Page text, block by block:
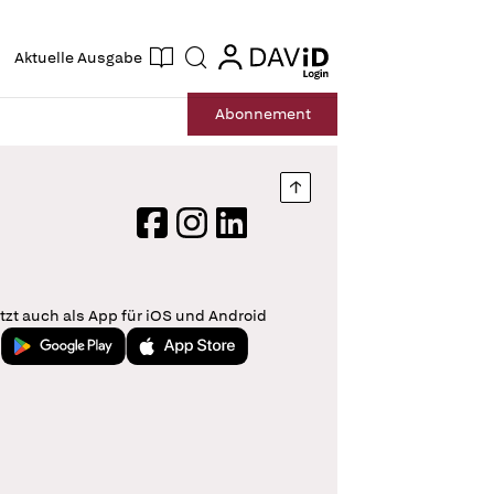
Aktuelle Ausgabe Suche login
login
Abonnement
Nach oben springen
FacebookInstagram
LinkedIn
auch als App für iOS und Android
Jetzt bei Google PlayLaden im App Store